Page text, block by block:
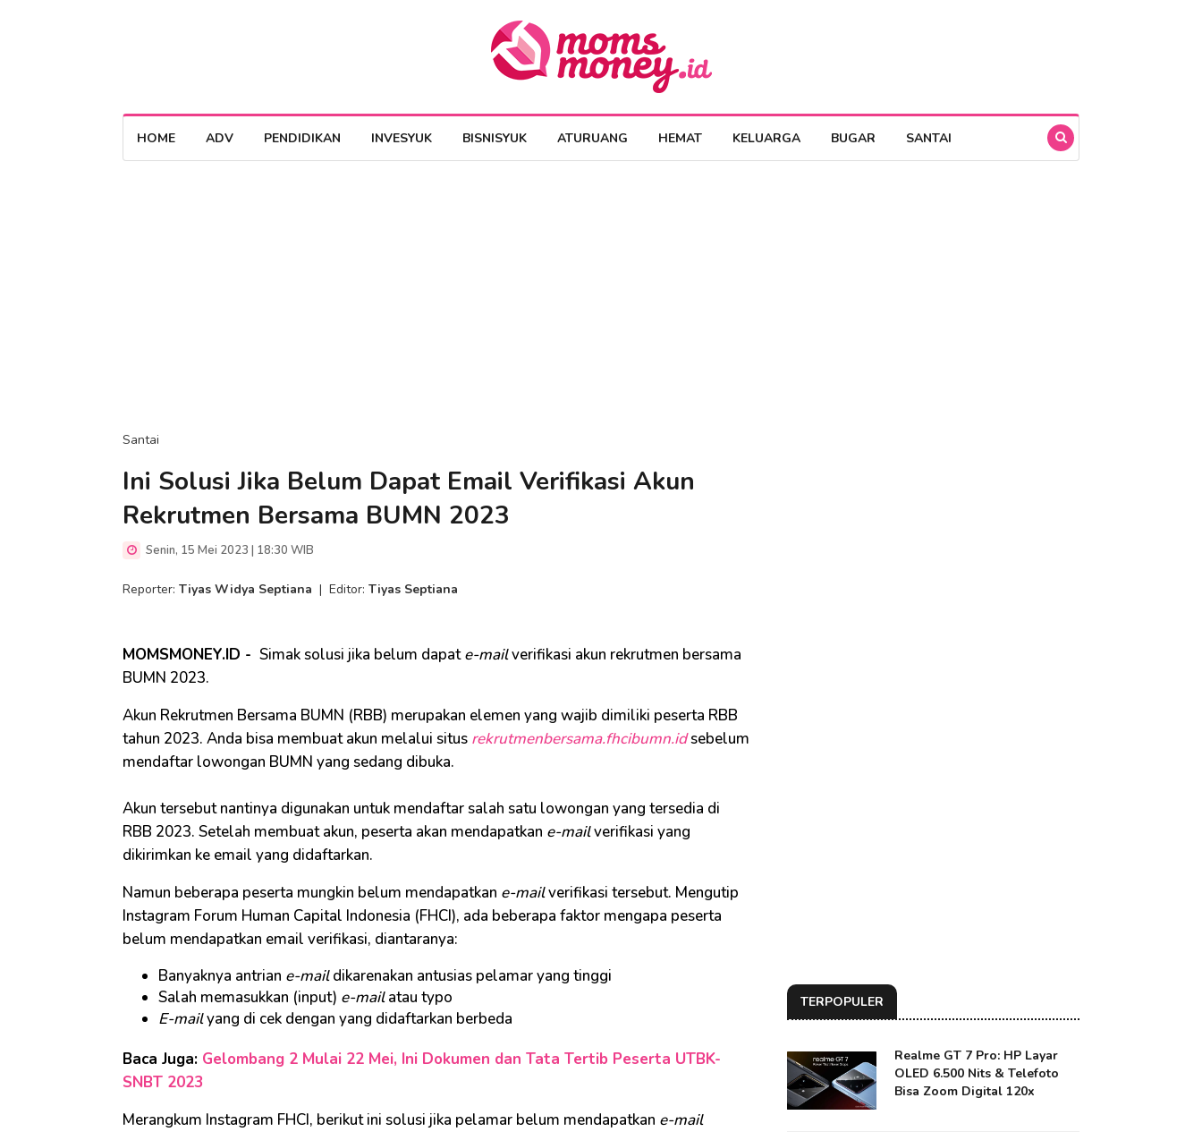
HOME ADV PENDIDIKAN INVESYUK BISNISYUK ATURUANG HEMAT KELUARGA BUGAR SANTAI
Santai
Ini Solusi Jika Belum Dapat Email Verifikasi Akun
Rekrutmen Bersama BUMN 2023
Senin, 15 Mei 2023 | 18:30 WIB
Reporter: Tiyas Widya Septiana | Editor: Tiyas Septiana
MOMSMONEY.ID - Simak solusi jika belum dapate-mailverifikasi akun rekrutmen bersama
BUMN 2023.
Akun Rekrutmen Bersama BUMN (RBB) merupakan elemen yang wajib dimiliki peserta RBB
tahun 2023. Anda bisa membuat akun melalui situs rekrutmenbersama.fhcibumn.idsebelum
mendaftar lowongan BUMN yang sedang dibuka.
Akun tersebut nantinya digunakan untuk mendaftar salah satu lowongan yang tersedia di
RBB 2023. Setelah membuat akun, peserta akan mendapatkan e-mailverifikasi yang
dikirimkan ke email yang didaftarkan.
Namun beberapa peserta mungkin belum mendapatkan e-mailverifikasi tersebut. Mengutip
Instagram Forum Human Capital Indonesia (FHCI), ada beberapa faktor mengapa peserta
belum mendapatkan email verifikasi, diantaranya:
Banyaknya antrian e-maildikarenakan antusias pelamar yang tinggi
Salah memasukkan (input) e-mailatau typo
E-mailyang di cek dengan yang didaftarkan berbeda
Baca Juga: Gelombang 2 Mulai 22 Mei, Ini Dokumen dan Tata Tertib Peserta UTBK-
SNBT 2023
Merangkum Instagram FHCI, berikut ini solusi jika pelamar belum mendapatkan e-mail
TERPOPULER
Realme GT 7 Pro: HP Layar
OLED 6.500 Nits & Telefoto
Bisa Zoom Digital 120x